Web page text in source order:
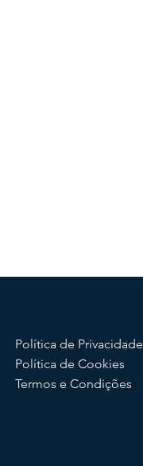
Nature, Elsevier e
Política de Privacidade
Política de Cookies
Termos e Condições